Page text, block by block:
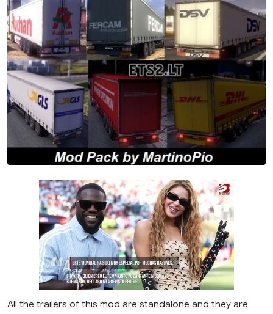
All the trailers of this mod are standalone and they are